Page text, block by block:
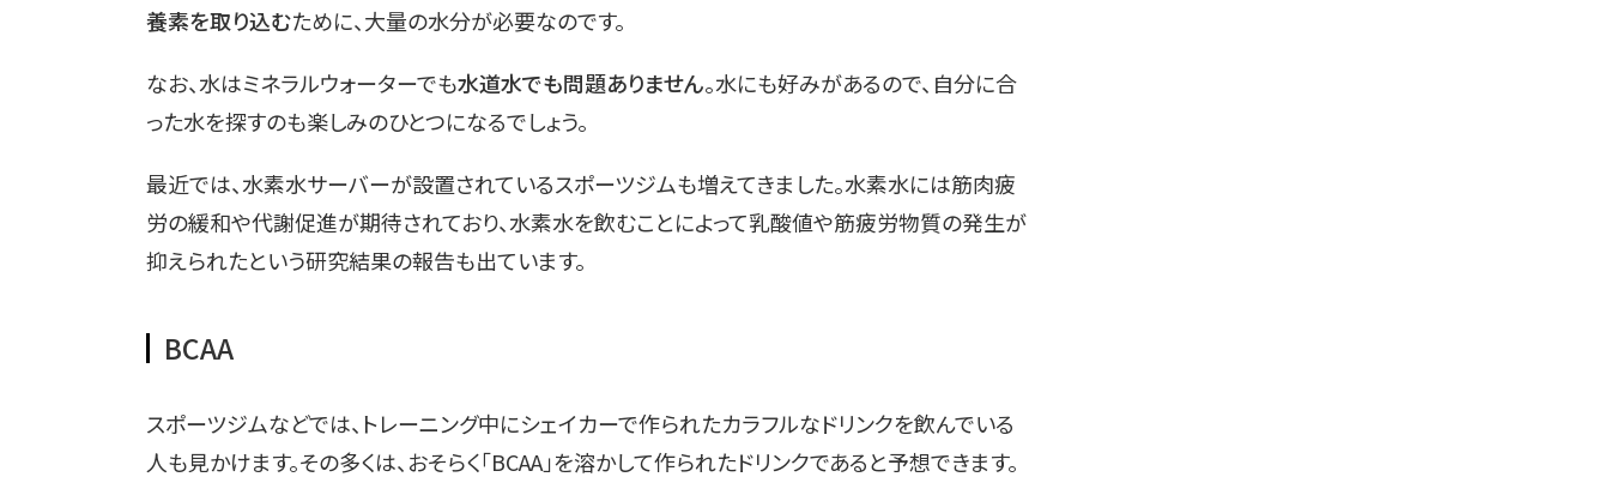
養素を取り込むために、大量の水分が必要なのです。
なお、水はミネラルウォーターでも水道水でも問題ありません。水にも好みがあるので、自分に合
った水を探すのも楽しみのひとつになるでしょう。
最近では、水素水サーバーが設置されているスポーツジムも増えてきました。水素水には筋肉疲
労の緩和や代謝促進が期待されており、水素水を飲むことによって乳酸値や筋疲労物質の発生が
抑えられたという研究結果の報告も出ています。
BCAA
スポーツジムなどでは、トレーニング中にシェイカーで作られたカラフルなドリンクを飲んでいる
人も見かけます。その多くは、おそらく「BCAA」を溶かして作られたドリンクであると予想できます。